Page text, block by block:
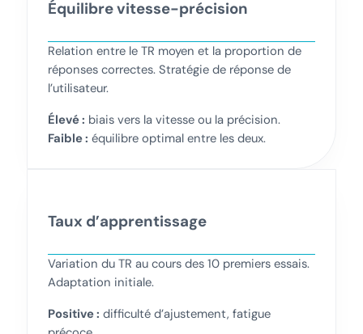
Équilibre vitesse-précision
Relation entre le TR moyen et la proportion de
réponses correctes. Stratégie de réponse de
l’utilisateur.
Élevé : biais vers la vitesse ou la précision.
Faible : équilibre optimal entre les deux.
Taux d’apprentissage
Variation du TR au cours des 10 premiers essais.
Adaptation initiale.
Positive : difficulté d’ajustement, fatigue